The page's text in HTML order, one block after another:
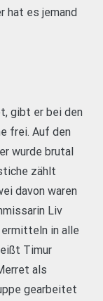
hat es jemand
gibt er bei den
frei. Auf den
wurde brutal
zählt
davon waren
Liv
ermitteln in alle
Timur
als
gearbeitet